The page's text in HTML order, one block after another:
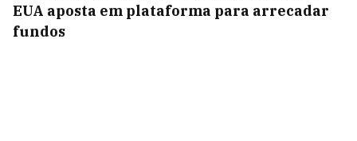
EUA aposta em plataforma para arrecadar
fundos